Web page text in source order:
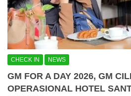
CHECK IN NEWS
GM FOR A DAY 2026, GM
OPERASIONAL HOTEL